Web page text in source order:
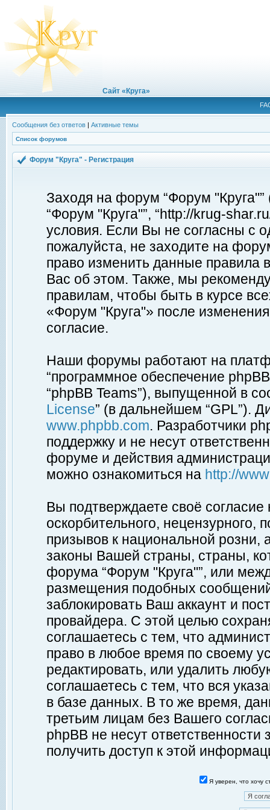
Сайт «Круга»
Сообщения без ответов | Активные темы
Список форумов
Форум "Круга" - Регистрация
Заходя на форум “Форум
“Форум "Круга"”, “http://krug-
условия. Если Вы не согласны с
пожалуйста, не заходите на
право изменить данные правила
Вас об этом. Также, мы
правилам, чтобы быть в курсе
«Форум "Круга"» после
согласие.
Наши форумы работают на
“программное обеспечение
“phpBB Teams”), выпущенной в
License” (в дальнейшем “GPL”).
www.phpbb.com. Разработчики
поддержку и не несут
форуме и действия
можно ознакомиться на http://
Вы подтверждаете своё
оскорбительного, нецензурного,
призывов к национальной
законы Вашей страны, страны,
форума “Форум "Круга"”, или
размещения подобных
заблокировать Ваш аккаунт и
провайдера. С этой целью
соглашаетесь с тем, что
право в любое время по своему
редактировать, или удалить
соглашаетесь с тем, что вся
в базе данных. В то же время,
третьим лицам без Вашего
phpBB не несут ответственности
получить доступ к этой
Я уверен, что хочу